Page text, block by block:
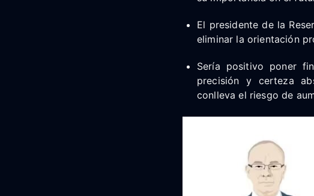
El presidente de la
eliminar la orientación
Sería positivo poner
precisión y certeza
conlleva el riesgo de